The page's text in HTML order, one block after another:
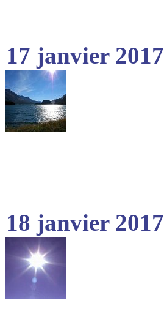
17 janvier 2017
18 janvier 2017